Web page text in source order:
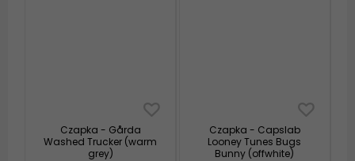
Czapka - Gårda
Washed Trucker (warm
grey)
Czapka - Capslab
Looney Tunes Bugs
Bunny (offwhite)